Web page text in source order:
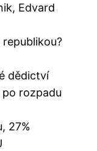
Edvard
dědictví
rozpadu
27%